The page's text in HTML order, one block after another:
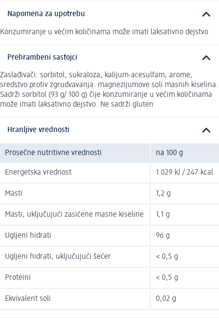
Napomena za upotrebu
Konzumiranje u većim količinama može imati laksativno dejstvo
Prehrambeni sastojci
Zaslađivači: sorbitol, sukraloza, kalijum-acesulfam; arome,
sredstvo protiv zgrudvavanja: magnezijumove soli masnih kiselina.
Sadrži sorbitol (93 g/ 100 g) čije konzumiranje u većim količinama
može imati laksativno dejstvo. Ne sadrži gluten
Hranljive vrednosti
Prosečne nutritivne vrednosti na 100 g
Energetska vrednost 1.029 kJ / 247 kcal
Masti 1,2 g
Masti, uključujući zasićene masne kiseline 1,1 g
Ugljeni hidrati 96 g
Ugljeni hidrati, uključujući šećer < 0,5 g
Proteini < 0,5 g
Ekvivalent soli 0,02 g